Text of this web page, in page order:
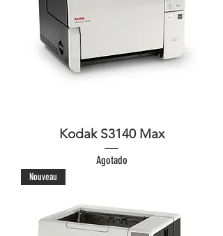
Kodak S3140 Max
Agotado
Nouveau